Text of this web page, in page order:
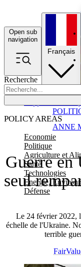
Open sub
navigation
Recherche
POLICY AREAS
Economie
Politique
Agriculture et
Santé
Technologies
Energie,
Défense
Français
Guerre en
seul
Le 24 février 2022,
échelle de l'Ukraine.
terrible
ANNE